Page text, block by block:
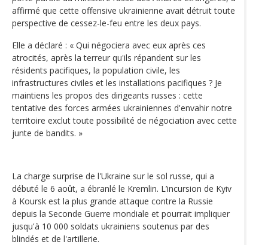
affirmé que cette offensive ukrainienne avait détruit toute
perspective de cessez-le-feu entre les deux pays.
Elle a déclaré : « Qui négociera avec eux après ces
atrocités, après la terreur qu'ils répandent sur les
résidents pacifiques, la population civile, les
infrastructures civiles et les installations pacifiques ? Je
maintiens les propos des dirigeants russes : cette
tentative des forces armées ukrainiennes d'envahir notre
territoire exclut toute possibilité de négociation avec cette
junte de bandits. »
La charge surprise de l'Ukraine sur le sol russe, qui a
débuté le 6 août, a ébranlé le Kremlin. L’incursion de Kyiv
à Koursk est la plus grande attaque contre la Russie
depuis la Seconde Guerre mondiale et pourrait impliquer
jusqu'à 10 000 soldats ukrainiens soutenus par des
blindés et de l'artillerie.